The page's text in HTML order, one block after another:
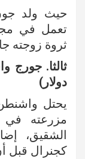
حيث ولد جون
تعمل في
ثروة زوجته
دولار)
يحتل
مزرعته في
الشقيق،
كجنرال قبل